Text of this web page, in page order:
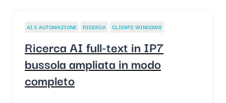
AI E AUTOMAZIONE RICERCA CLIENTE WINDOWS
Ricerca AI full-text in IP7
bussola ampliata in modo
completo